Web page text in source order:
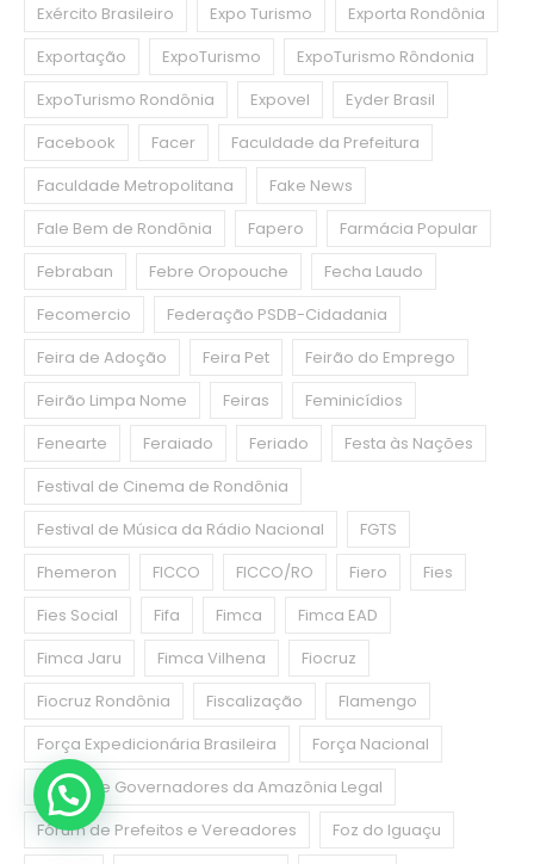
Exército Brasileiro
Expo Turismo
Exporta Rondônia
Exportação
ExpoTurismo
ExpoTurismo Rôndonia
ExpoTurismo Rondônia
Expovel
Eyder Brasil
Facebook
Facer
Faculdade da Prefeitura
Faculdade Metropolitana
Fake News
Fale Bem de Rondônia
Fapero
Farmácia Popular
Febraban
Febre Oropouche
Fecha Laudo
Fecomercio
Federação PSDB-Cidadania
Feira de Adoção
Feira Pet
Feirão do Emprego
Feirão Limpa Nome
Feiras
Feminicídios
Fenearte
Feraiado Feriado
Festa às Nações
Festival de Cinema de Rondônia
Festival de Música da Rádio Nacional
FGTS
Fhemeron
FICCO FICCO/RO Fiero
Fies
Fies Social
Fifa Fimca
Fimca EAD
Fimca Jaru
Fimca Vilhena
Fiocruz
Fiocruz Rondônia
Fiscalização
Flamengo
Força Expedicionária Brasileira
Força Nacional
Fórum de Governadores da Amazônia Legal
Fórum de Prefeitos e Vereadores
Foz do Iguaçu